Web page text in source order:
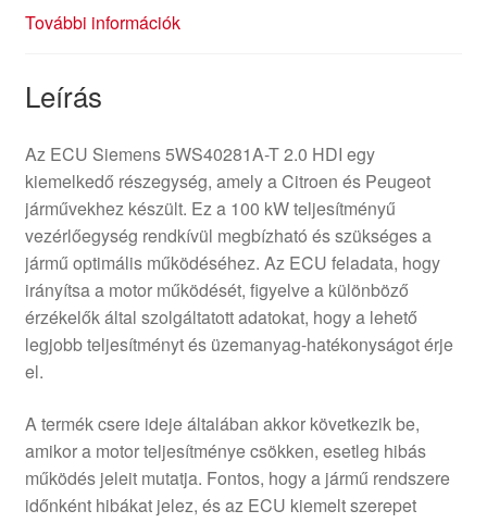
További információk
Leírás
Az ECU Siemens 5WS40281A-T 2.0 HDI egy
kiemelkedő részegység, amely a Citroen és Peugeot
járművekhez készült. Ez a 100 kW teljesítményű
vezérlőegység rendkívül megbízható és szükséges a
jármű optimális működéséhez. Az ECU feladata, hogy
irányítsa a motor működését, figyelve a különböző
érzékelők által szolgáltatott adatokat, hogy a lehető
legjobb teljesítményt és üzemanyag-hatékonyságot érje
el.
A termék csere ideje általában akkor következik be,
amikor a motor teljesítménye csökken, esetleg hibás
működés jeleit mutatja. Fontos, hogy a jármű rendszere
időnként hibákat jelez, és az ECU kiemelt szerepet